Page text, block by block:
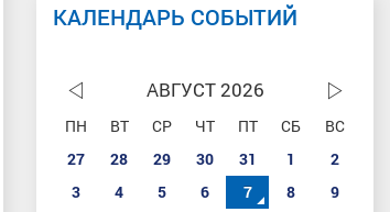
КАЛЕНДАРЬ СОБЫТИЙ
АВГУСТ 2026
ПН ВТ СР ЧТ ПТ СБ
ВС
27
28 29 30 31 1
2
3
4 5 6 7 8
9